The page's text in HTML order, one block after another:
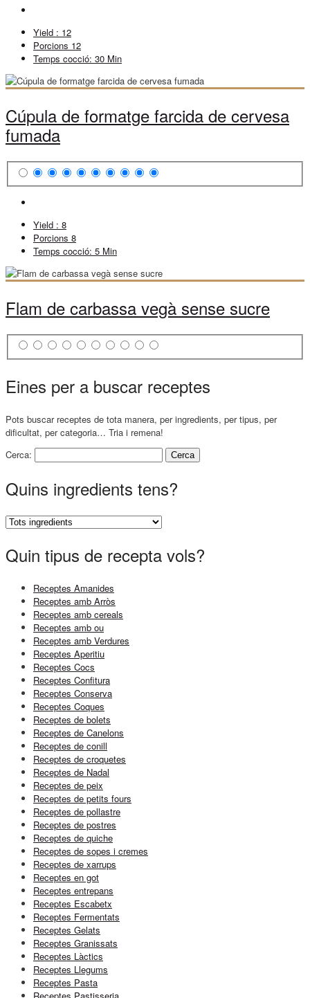
Yield : 12
Porcions 12
Temps cocció: 30 Min
Cúpula de formatge farcida de cervesa
fumada
Yield : 8
Porcions 8
Temps cocció: 5 Min
Flam de carbassa vegà sense sucre
Eines per a buscar receptes
Pots buscar receptes de tota manera, per ingredients, per tipus, per
dificultat, per categoria… Tria i remena!
Cerca:
Quins ingredients tens?
Quin tipus de recepta vols?
Receptes Amanides
Receptes amb Arròs
Receptes amb cereals
Receptes amb ou
Receptes amb Verdures
Receptes Aperitiu
Receptes Cocs
Receptes Confitura
Receptes Conserva
Receptes Coques
Receptes de bolets
Receptes de Canelons
Receptes de conill
Receptes de croquetes
Receptes de Nadal
Receptes de peix
Receptes de petits fours
Receptes de pollastre
Receptes de postres
Receptes de quiche
Receptes de sopes i cremes
Receptes de xarrups
Receptes en got
Receptes entrepans
Receptes Escabetx
Receptes Fermentats
Receptes Gelats
Receptes Granissats
Receptes Làctics
Receptes Llegums
Receptes Pasta
Receptes Pastisseria